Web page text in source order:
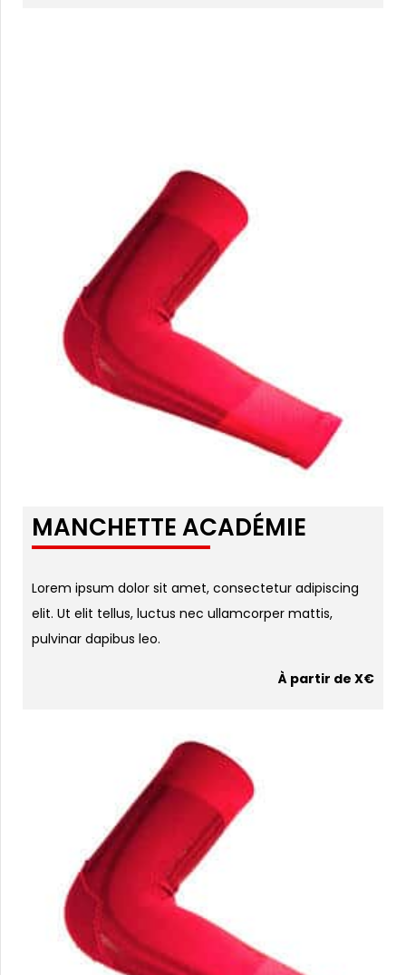
MANCHETTE ACADÉMIE
Lorem ipsum dolor sit amet, consectetur adipiscing
elit. Ut elit tellus, luctus nec ullamcorper mattis,
pulvinar dapibus leo.
À partir de X€